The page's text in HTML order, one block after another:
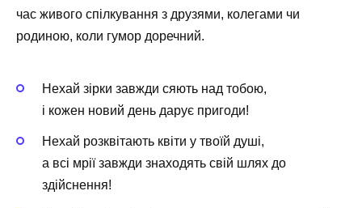
час живого спілкування з друзями, колегами чи
родиною, коли гумор доречний.
Нехай зірки завжди сяють над тобою,
і кожен новий день дарує пригоди!
Нехай розквітають квіти у твоїй душі,
а всі мрії завжди знаходять свій шлях до
здійснення!